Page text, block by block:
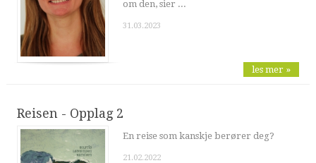
om den, sier ...
31.03.2023
les mer »
Reisen - Opplag 2
En reise som kanskje berører deg?
21.02.2022